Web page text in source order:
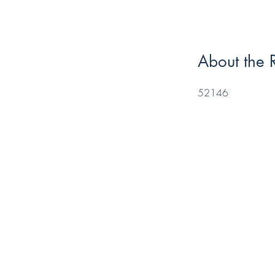
About the
52146